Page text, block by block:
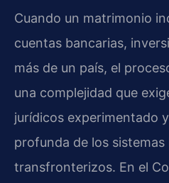
Cuando un matrimonio
cuentas bancarias,
más de un país, el
una complejidad que
jurídicos experimentado
profunda de los sistemas
transfronterizos. En el